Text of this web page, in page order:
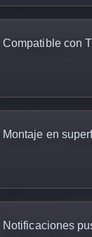
Compatible con
Montaje en
Notificaciones